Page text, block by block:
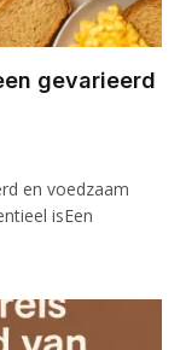
gevarieerd
en voedzaam
isEen